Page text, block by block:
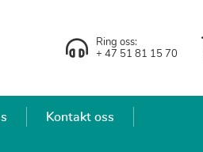
Ring oss:
+ 47 51 81 15 70
Kontakt oss